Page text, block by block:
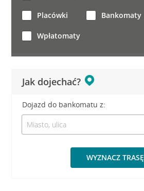
Jak dojechać?
Dojazd do bankomatu z:
WYZNACZ TRASĘ
Placówki Bankomaty
Wpłatomaty